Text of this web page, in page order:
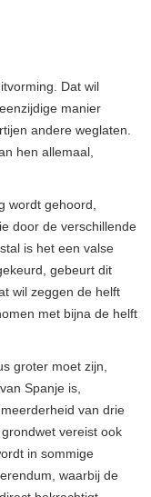
Dat wil
manier
andere weglaten.
hen allemaal,
wordt gehoord,
door de verschillende
is het een valse
gebeurt dit
wil zeggen de helft
met bijna de helft
groter moet zijn,
Spanje is,
van drie
vereist ook
in sommige
waarbij de